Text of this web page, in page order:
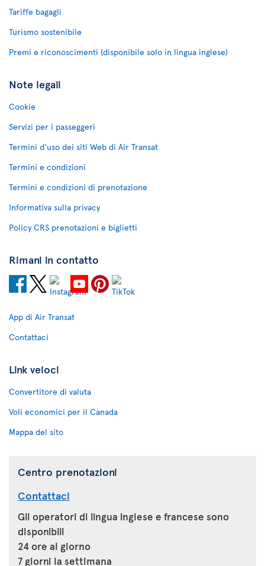
Tariffe bagagli
Turismo sostenibile
Premi e riconoscimenti (disponibile solo in lingua inglese)
Note legali
Cookie
Servizi per i passeggeri
Termini d'uso dei siti Web di Air Transat
Termini e condizioni
Termini e condizioni di prenotazione
Informativa sulla privacy
Policy CRS prenotazioni e biglietti
Rimani in contatto
App di Air Transat
Contattaci
Link veloci
Convertitore di valuta
Voli economici per il Canada
Mappa del sito
Centro prenotazioni
Contattaci
Gli operatori di lingua inglese e francese sono
disponibili
24 ore al giorno
7 giorni la settimana